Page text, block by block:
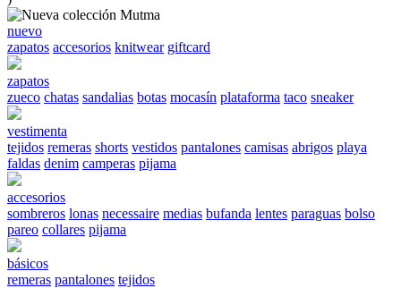
nuevo
zapatos accesorios knitwear giftcard
zapatos
zueco chatas sandalias botas mocasín plataforma taco sneaker
vestimenta
tejidos remeras shorts vestidos pantalones camisas abrigos playa
faldas denim camperas pijama
accesorios
sombreros lonas necessaire medias bufanda lentes paraguas bolso
pareo collares pijama
básicos
remeras pantalones tejidos